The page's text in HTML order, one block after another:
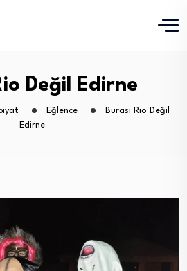
Değil Edirne
Eğlence
Burası Rio Değil
Edirne